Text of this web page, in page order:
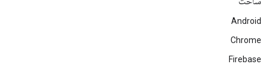
Android
Chrome
Firebase